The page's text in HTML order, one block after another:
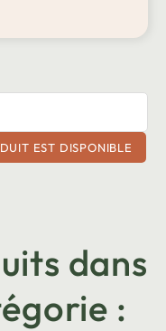
EST DISPONIBLE
dans
: